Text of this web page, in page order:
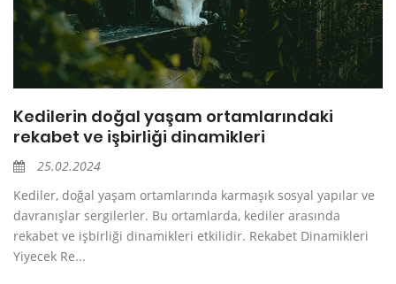
Kedilerin doğal yaşam ortamlarındaki
rekabet ve işbirliği dinamikleri
25.02.2024
Kediler, doğal yaşam ortamlarında karmaşık sosyal yapılar ve
davranışlar sergilerler. Bu ortamlarda, kediler arasında
rekabet ve işbirliği dinamikleri etkilidir. Rekabet Dinamikleri
Yiyecek Re...